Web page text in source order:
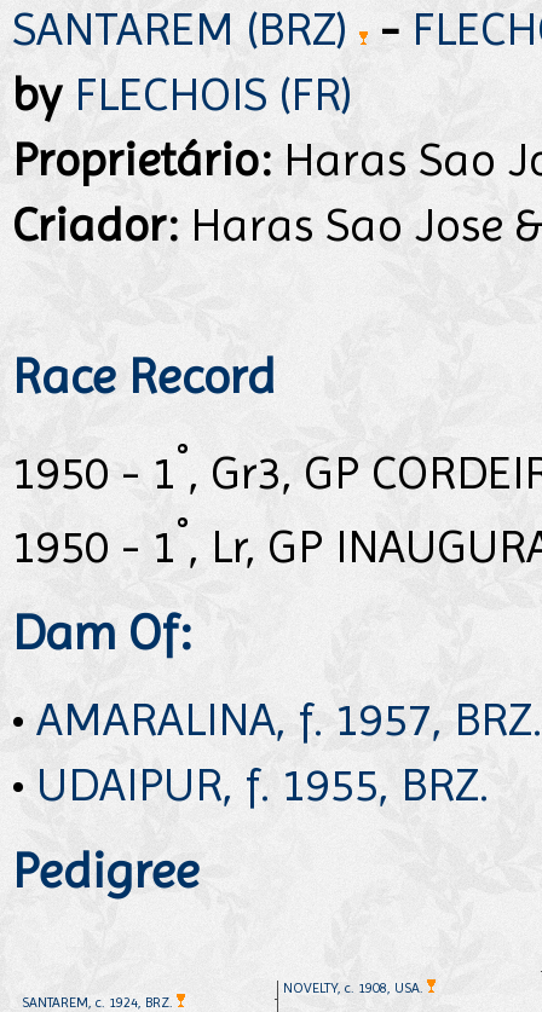
SANTAREM (BRZ)
-
by FLECHOIS (FR)
Proprietário: Haras Sao
Criador: Haras Sao Jose
Race Record
1950 - 1°, Gr3, GP
1950 - 1°, Lr, GP
Dam Of:
• AMARALINA, f. 1957, BRZ.
• UDAIPUR, f. 1955, BRZ.
Pedigree
SANTAREM, c. 1924, BRZ.
NOVELTY, c. 1908, USA.